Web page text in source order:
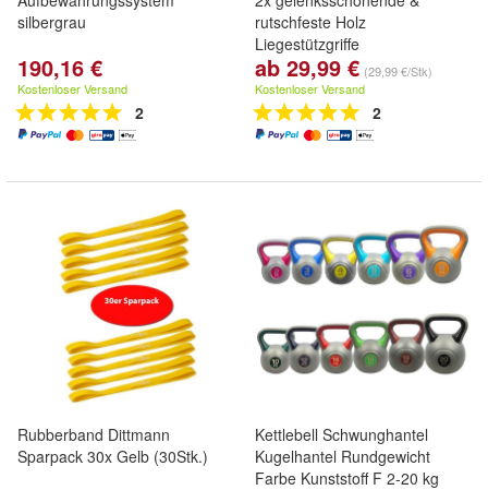
silbergrau
190,16 €
Kostenloser Versand
2
rutschfeste Holz
Liegestützgriffe
ab 29,99 € (29,99 €/Stk)
Kostenloser Versand
2
Rubberband Dittmann
Sparpack 30x Gelb (30Stk.)
Kettlebell Schwunghantel
Kugelhantel Rundgewicht
Farbe Kunststoff F 2-20 kg